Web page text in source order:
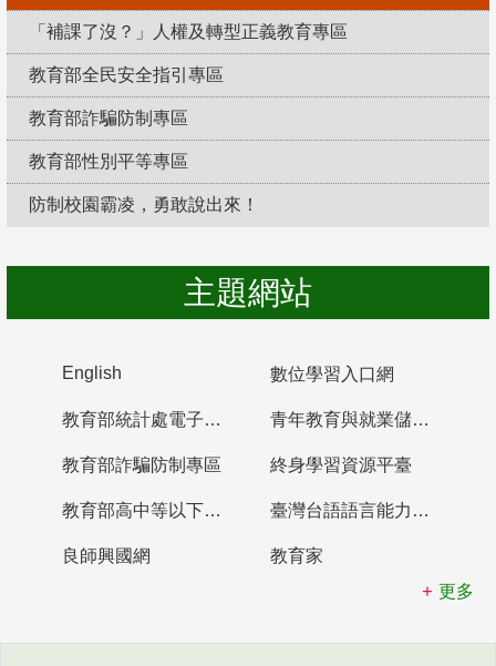
「補課了沒？」人權及轉型正義教育專區
教育部全民安全指引專區
教育部詐騙防制專區
教育部性別平等專區
防制校園霸凌，勇敢說出來！
主題網站
English 數位學習入口網
教育部統計處電子書櫃 青年教育與就業儲蓄帳戶
教育部詐騙防制專區 終身學習資源平臺
教育部高中等以下學校及幼兒園教師資格檢定考試 臺灣台語語言能力認證網站
良師興國網
教育家
更多